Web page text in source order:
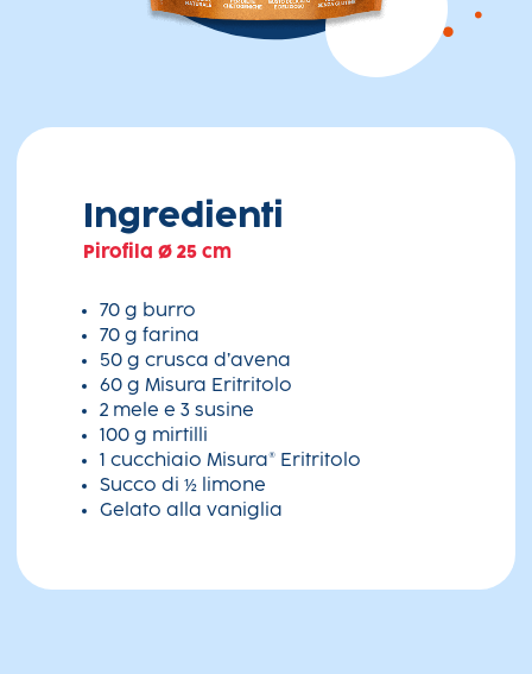
Ingredienti
Pirofila Ø 25 cm
70 g burro
70 g farina
50 g crusca d’avena
60 g Misura Eritritolo
2 mele e 3 susine
100 g mirtilli
1 cucchiaio Misura® Eritritolo
Succo di ½ limone
Gelato alla vaniglia